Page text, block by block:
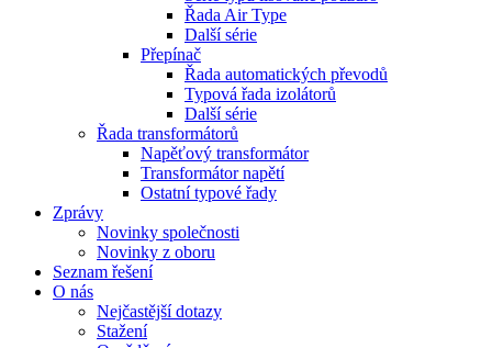
Řada Air Type
Další série
Přepínač
Řada automatických převodů
Typová řada izolátorů
Další série
Řada transformátorů
Napěťový transformátor
Transformátor napětí
Ostatní typové řady
Zprávy
Novinky společnosti
Novinky z oboru
Seznam řešení
O nás
Nejčastější dotazy
Stažení